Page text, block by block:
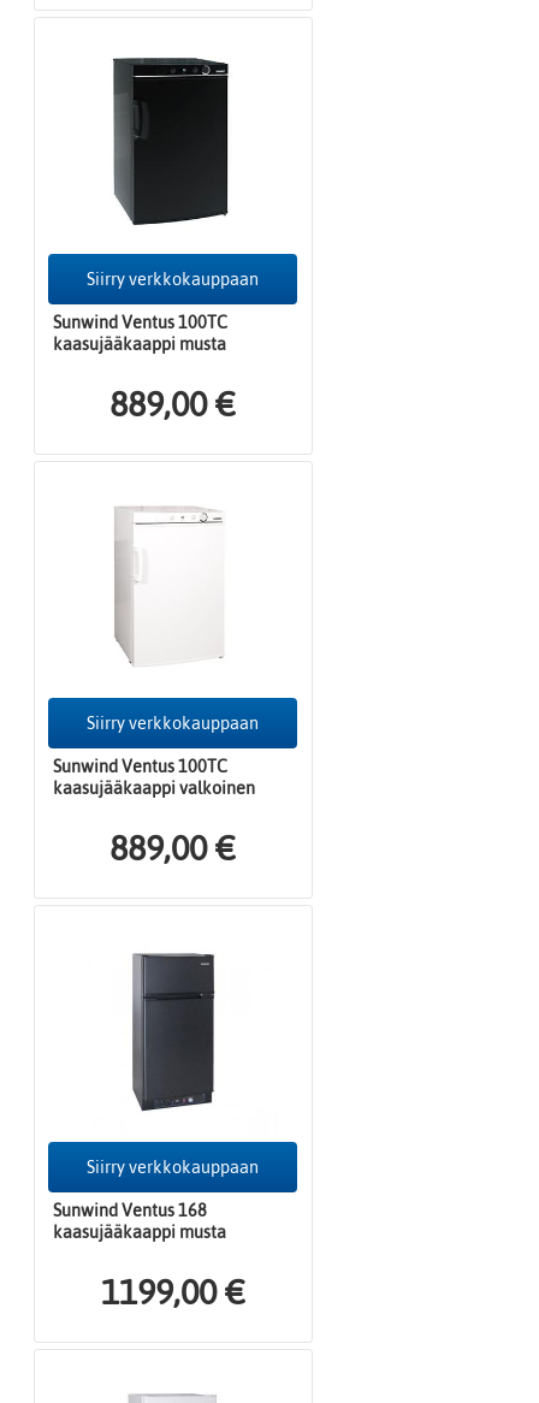
Siirry verkkokauppaan
Sunwind Ventus 100TC
kaasujääkaappi musta
889,00 €
Siirry verkkokauppaan
Sunwind Ventus 100TC
kaasujääkaappi valkoinen
889,00 €
Siirry verkkokauppaan
Sunwind Ventus 168
kaasujääkaappi musta
1199,00 €